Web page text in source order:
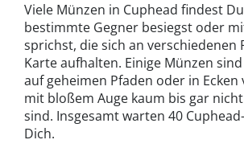
Viele Münzen in Cuphead findest
bestimmte Gegner besiegst oder
sprichst, die sich an verschiedenen
Karte aufhalten. Einige Münzen
auf geheimen Pfaden oder in Ecken
mit bloßem Auge kaum bis gar
sind. Insgesamt warten 40
Dich.